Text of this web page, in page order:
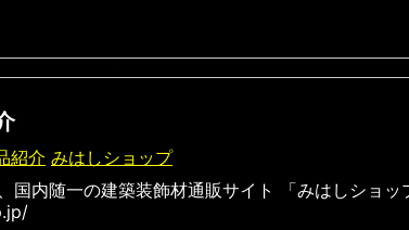
紹介 みはしショップ
国内随一の建築装飾材通販サイト 「みはしショッ